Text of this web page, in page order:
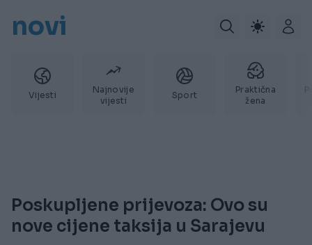
novi
Vijesti
Najnovije
vijesti
Sport
Praktična
žena
Poskupljene prijevoza: Ovo su
nove cijene taksija u Sarajevu